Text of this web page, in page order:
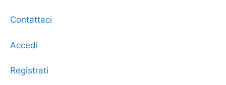
Contattaci
Accedi
Registrati